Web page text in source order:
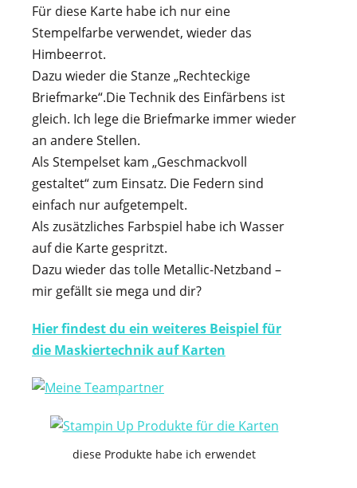
Für diese Karte habe ich nur eine
Stempelfarbe verwendet, wieder das
Himbeerrot.
Dazu wieder die Stanze „Rechteckige
Briefmarke“.Die Technik des Einfärbens ist
gleich. Ich lege die Briefmarke immer wieder
an andere Stellen.
Als Stempelset kam „Geschmackvoll
gestaltet“ zum Einsatz. Die Federn sind
einfach nur aufgetempelt.
Als zusätzliches Farbspiel habe ich Wasser
auf die Karte gespritzt.
Dazu wieder das tolle Metallic-Netzband –
mir gefällt sie mega und dir?
Hier findest du ein weiteres Beispiel für
die Maskiertechnik auf Karten
diese Produkte habe ich erwendet